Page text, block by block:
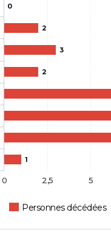
0
2
3
2
1
Personnes décédées
0 2,5 5